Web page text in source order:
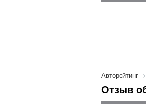
Авторейтинг
Отзыв